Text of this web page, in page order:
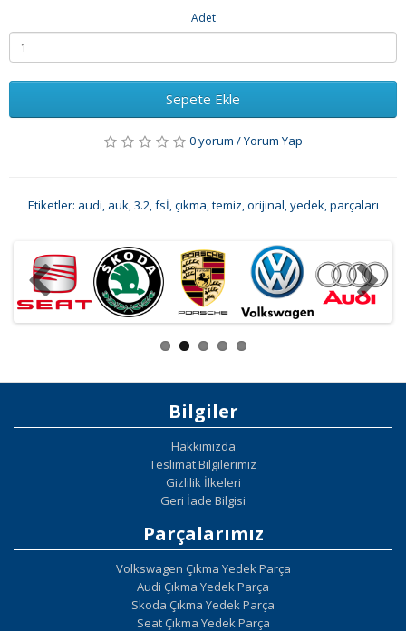
Adet
Sepete Ekle
0 yorum /Yorum Yap
Etiketler: audi, auk,3.2,fsİ,çıkma,temiz,orijinal,yedek,parçaları
Bilgiler
Hakkımızda
Teslimat Bilgilerimiz
Gizlilik İlkeleri
Geri İade Bilgisi
Parçalarımız
Volkswagen Çıkma Yedek Parça
Audi Çıkma Yedek Parça
Skoda Çıkma Yedek Parça
Seat Çıkma Yedek Parça